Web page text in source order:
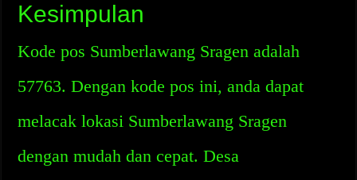
Kesimpulan
Kode pos Sumberlawang Sragen adalah
57763. Dengan kode pos ini, anda dapat
melacak lokasi Sumberlawang Sragen
dengan mudah dan cepat. Desa